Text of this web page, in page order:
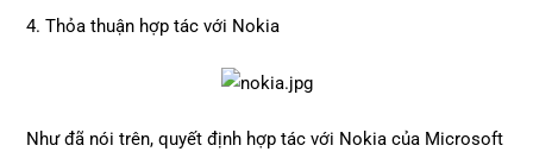
4. Thỏa thuận hợp tác với Nokia
Như đã nói trên, quyết định hợp tác với Nokia của Microsoft